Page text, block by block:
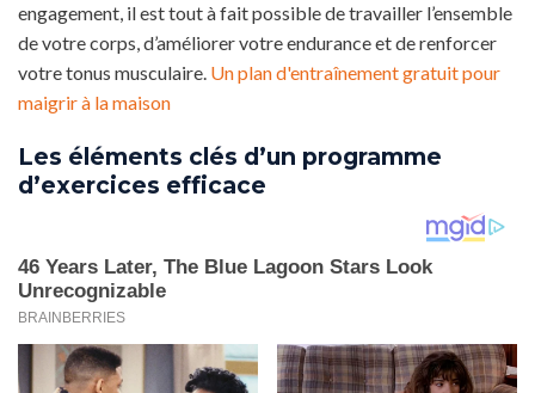
engagement, il est tout à fait possible de travailler l’ensemble
de votre corps, d’améliorer votre endurance et de renforcer
votre tonus musculaire. Un plan d'entraînement gratuit pour
maigrir à la maison
Les éléments clés d’un programme
d’exercices efficace